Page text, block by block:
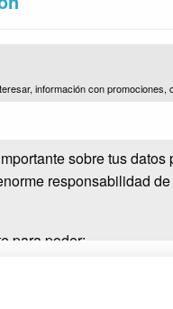
información con
sobre tus
responsabilidad
para poder: